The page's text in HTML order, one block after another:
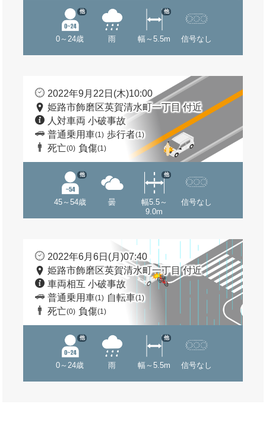
0～24歳
他
雨 幅～5.5m
他
信号なし
2022年9月22日(木)10:00
姫路市飾磨区英賀清水町一丁目 付近
人対車両 小破事故
普通乗用車(1) 歩行者(1)
死亡(0) 負傷(1)
45～54歳
他
曇
幅5.5～
9.0m
他
信号なし
2022年6月6日(月)07:40
姫路市飾磨区英賀清水町一丁目 付近
車両相互 小破事故
普通乗用車(1) 自転車(1)
死亡(0) 負傷(1)
0～24歳
他
雨 幅～5.5m
他
信号なし